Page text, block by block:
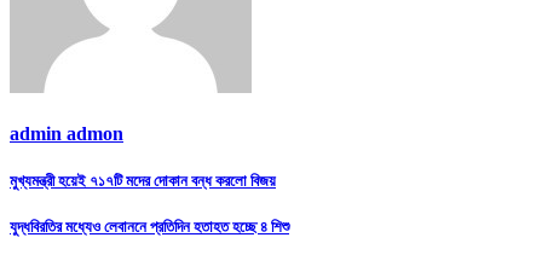
admin admon
Post
navigation
মুখ্যমন্ত্রী হয়েই ৭১৭টি মদের দোকান বন্ধ করলো বিজয়
যুদ্ধবিরতির মধ্যেও লেবাননে প্রতিদিন হতাহত হচ্ছে ৪ শিশু